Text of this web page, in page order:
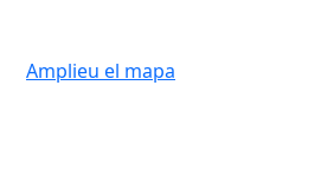
Amplieu el mapa